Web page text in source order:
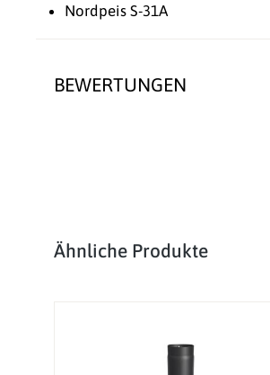
Nordpeis S-31A
BEWERTUNGEN
Produktgalerie überspringen
Ähnliche Produkte